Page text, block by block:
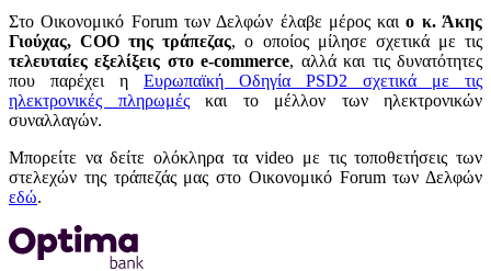
Στο Οικονομικό Forum των Δελφών έλαβε μέρος καιο κ. Άκης
Γιούχας, COO της τράπεζας, ο οποίος μίλησε σχετικά με τις
τελευταίες εξελίξεις στοe-commerce, αλλά και τις δυνατότητες
που παρέχει η Ευρωπαϊκή Οδηγία PSD2 σχετικά με τις
ηλεκτρονικές πληρωμέςκαι το μέλλον των ηλεκτρονικών
συναλλαγών.
Μπορείτε να δείτε ολόκληρα τα video με τις τοποθετήσεις των
στελεχών της τράπεζάς μας στο Οικονομικό Forum των Δελφών
εδώ.